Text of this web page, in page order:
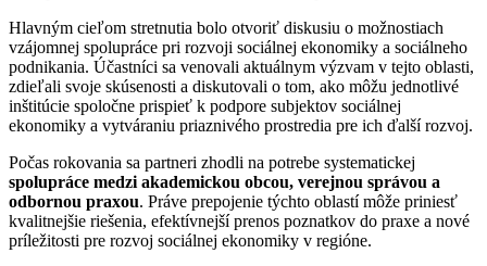
Hlavným cieľom stretnutia bolo otvoriť diskusiu o možnostiach
vzájomnej spolupráce pri rozvoji sociálnej ekonomiky a sociálneho
podnikania. Účastníci sa venovali aktuálnym výzvam v tejto oblasti,
zdieľali svoje skúsenosti a diskutovali o tom, ako môžu jednotlivé
inštitúcie spoločne prispieť k podpore subjektov sociálnej
ekonomiky a vytváraniu priaznivého prostredia pre ich ďalší rozvoj.
Počas rokovania sa partneri zhodli na potrebe systematickej
spolupráce medzi akademickou obcou, verejnou správou a
odbornou praxou. Práve prepojenie týchto oblastí môže priniesť
kvalitnejšie riešenia, efektívnejší prenos poznatkov do praxe a nové
príležitosti pre rozvoj sociálnej ekonomiky v regióne.